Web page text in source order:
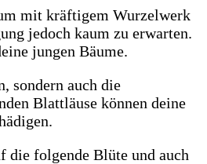
mit kräftigem Wurzelwerk
jedoch kaum zu erwarten.
jungen Bäume.
sondern auch die
Blattläuse können deine
die folgende Blüte und auch